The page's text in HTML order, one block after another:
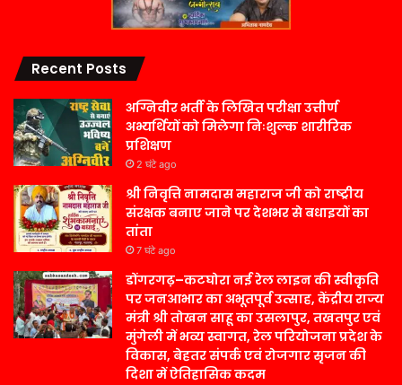
Recent Posts
अग्निवीर भर्ती के लिखित परीक्षा उत्तीर्ण
अभ्यर्थियों को मिलेगा निःशुल्क शारीरिक
प्रशिक्षण
2 घंटे ago
श्री निवृत्ति नामदास महाराज जी को राष्ट्रीय
संरक्षक बनाए जाने पर देशभर से बधाइयों का
तांता
7 घंटे ago
डोंगरगढ़–कटघोरा नई रेल लाइन की स्वीकृति
पर जनआभार का अभूतपूर्व उत्साह, केंद्रीय राज्य
मंत्री श्री तोखन साहू का उसलापुर, तखतपुर एवं
मुंगेली में भव्य स्वागत, रेल परियोजना प्रदेश के
विकास, बेहतर संपर्क एवं रोजगार सृजन की
दिशा में ऐतिहासिक कदम